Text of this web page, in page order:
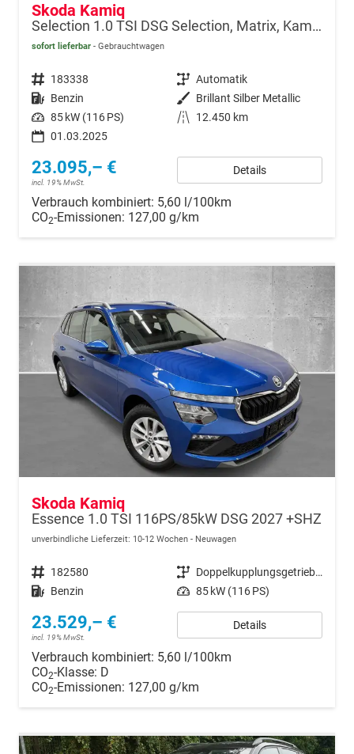
Skoda Kamiq
Selection 1.0 TSI DSG Selection, Matrix, Kamera, Winter, 16-Zoll, 4-J Garantie
sofort lieferbar Gebrauchtwagen
Fahrzeugnr. 183338 Getriebe Automatik
Kraftstoff Benzin Außenfarbe Brillant Silber Metallic
Leistung 85 kW (116 PS) Kilometerstand
12.450 km
01.03.2025
23.095,– €
incl. 19% MwSt.
Details
Verbrauch kombiniert: 5,60 l/100km
CO2-Emissionen: 127,00 g/km
Skoda Kamiq
Essence 1.0 TSI 116PS/85kW DSG 2027 +SHZ
unverbindliche Lieferzeit: 10-12 Wochen Neuwagen
Fahrzeugnr. 182580 Getriebe
Doppelkupplungsgetriebe (DSG)
Kraftstoff Benzin Leistung 85 kW (116 PS)
23.529,– €
incl. 19% MwSt.
Details
Verbrauch kombiniert: 5,60 l/100km
CO2-Klasse: D
CO2-Emissionen: 127,00 g/km